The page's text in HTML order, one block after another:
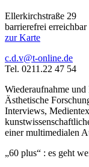
Ellerkirchstraße 29
barrierefrei erreichbar
zur Karte
c.d.v@t-online.de
Tel. 0211.22 47 54
Wiederaufnahme
Ästhetische
Interviews,
einer multimedialen
„60 plus“ : es geht